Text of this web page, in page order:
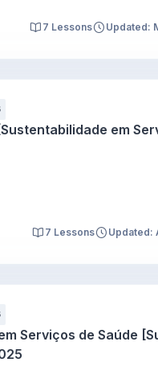
7 Lessons Updated:
em
7 Lessons Updated:
Serviços de Saúde